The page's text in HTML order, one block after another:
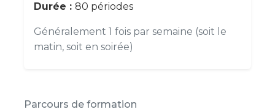
Durée : 80 périodes
Généralement 1 fois par semaine (soit le
matin, soit en soirée)
Parcours de formation